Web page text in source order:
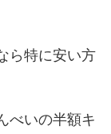
ら特に安い方
べいの半額キ